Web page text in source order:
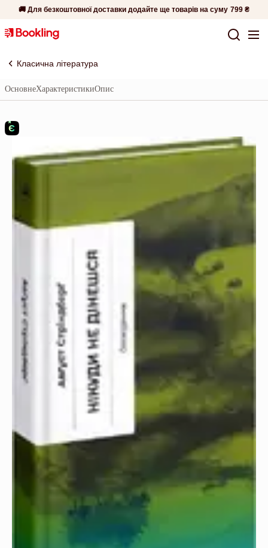
🚚 Для безкоштовної доставки додайте ще товарів на суму 799 ₴
Класична література
ОсновнеХарактеристикиОпис